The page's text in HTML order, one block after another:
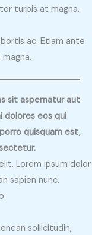
turpis at magna.
ac. Etiam ante
sit aspernatur aut
dolores eos qui
quisquam est,
Lorem ipsum dolor
sapien nunc,
sollicitudin,